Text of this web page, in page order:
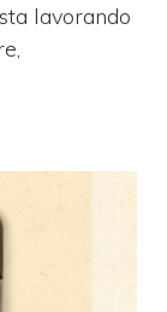
lavorando